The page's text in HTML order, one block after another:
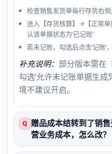
检查销售发货单每行存货右侧
进入【存货核算】→【正常单
认该单据状态为‘已记账’
若未记账，勾选后点击‘记账’
补充说明： 部分版本需在
勾选‘允许未记账单据生成
境不建议开启。
Q 赠品成本结转到了销
营业务成本，怎么改？